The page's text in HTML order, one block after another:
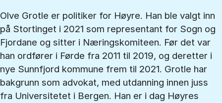
Olve Grotle er politiker for Høyre. Han ble valgt inn
på Stortinget i 2021 som representant for Sogn og
Fjordane og sitter i Næringskomiteen. Før det var
han ordfører i Førde fra 2011 til 2019, og deretter i
nye Sunnfjord kommune frem til 2021. Grotle har
bakgrunn som advokat, med utdanning innen juss
fra Universitetet i Bergen. Han er i dag Høyres